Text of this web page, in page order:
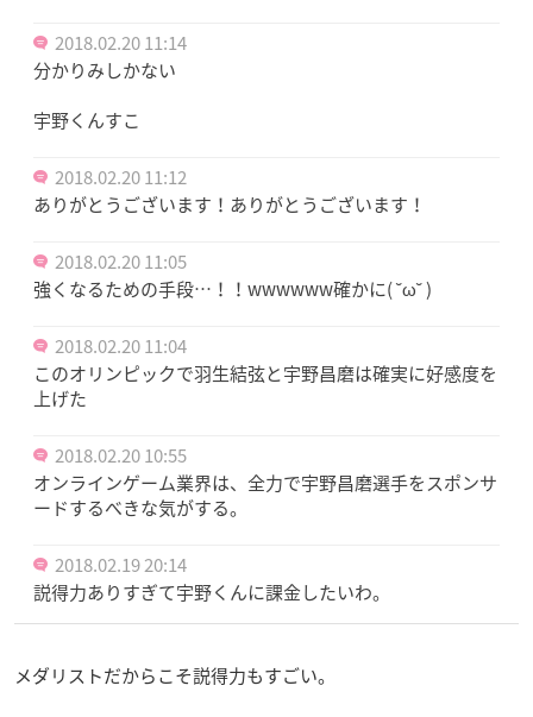
2018.02.20 11:14
分かりみしかない
宇野くんすこ
2018.02.20 11:12
ありがとうございます！ありがとうございます！
2018.02.20 11:05
強くなるための手段…！！wwwwww確かに( ˘ω˘ )
2018.02.20 11:04
このオリンピックで羽生結弦と宇野昌磨は確実に好感度を
上げた
2018.02.20 10:55
オンラインゲーム業界は、全力で宇野昌磨選手をスポンサ
ードするべきな気がする。
2018.02.19 20:14
説得力ありすぎて宇野くんに課金したいわ。
メダリストだからこそ説得力もすごい。